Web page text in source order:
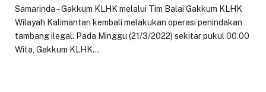
Samarinda – Gakkum KLHK melalui Tim Balai Gakkum KLHK
Wilayah Kalimantan kembali melakukan operasi penindakan
tambang ilegal. Pada Minggu (21/3/2022) sekitar pukul 00.00
Wita, Gakkum KLHK…